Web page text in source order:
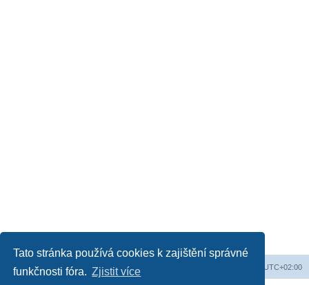
Tato stránka používá cookies k zajištění správné
funkčnosti fóra. Zjistit více
Web Obsah fóra UTC+02:00